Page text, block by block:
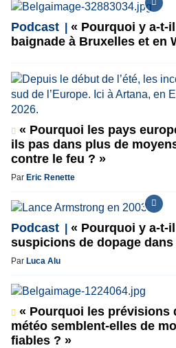
Podcast
« Pourquoi y a-t-
baignade à Bruxelles et en
« Pourquoi les pays
ils pas dans plus de
contre le feu ? »
Par Eric Renette
Podcast
« Pourquoi y a-t-
suspicions de dopage
Par Luca Alu
« Pourquoi les prévisions
météo semblent-elles de
fiables ? »